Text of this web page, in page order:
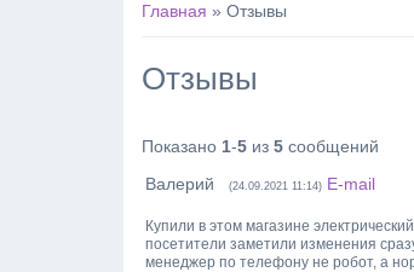
Главная Отзывы
Отзывы
Показано 1-5 из 5 сообщений
Валерий
(24.09.2021 11:14) E-mail
Купили в этом магазине
посетители заметили изменения
менеджер по телефону не робот, а